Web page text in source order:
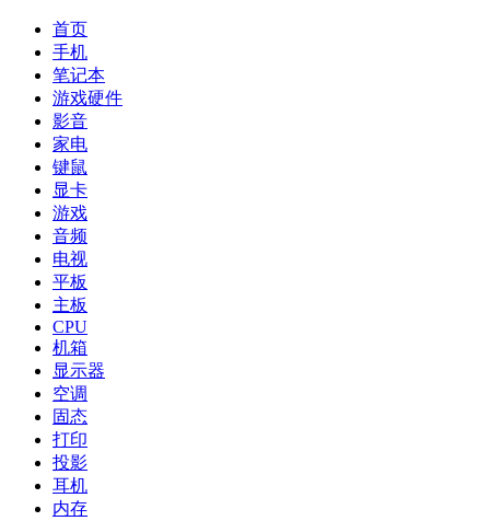
首页
手机
笔记本
游戏硬件
影音
家电
键鼠
显卡
游戏
音频
电视
平板
主板
CPU
机箱
显示器
空调
固态
打印
投影
耳机
内存